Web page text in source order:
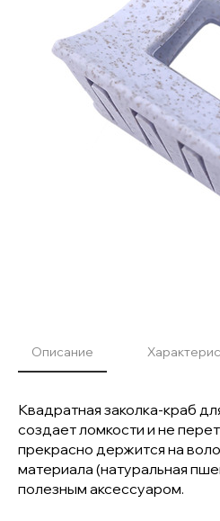
Описание
Квадратная заколка-краб
создает ломкости и не
прекрасно держится на
материала (натуральная
полезным аксессуаром.